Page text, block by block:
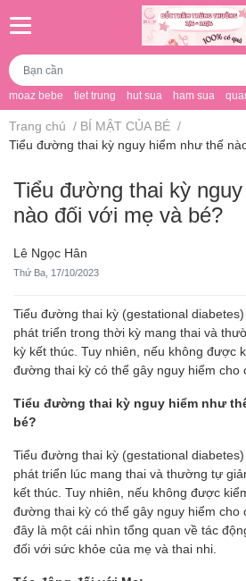
moaz bebe tiet trung hut sua ham sua
Trang chủ / BÍ MẬT CỦA BÉ /
Tiểu đường thai kỳ nguy hiểm như thế
Tiểu đường thai kỳ
nào đối với mẹ và bé?
Lê Ngọc Hân
Thứ Ba, 17/10/2023
Tiểu đường thai kỳ (gestational
phát triển trong thời kỳ mang thai và
kỳ kết thúc. Tuy nhiên, nếu không được
đường thai kỳ có thể gây nguy hiểm cho
Tiểu đường thai kỳ nguy hiểm như
bé?
Tiểu đường thai kỳ (gestational
phát triển lúc mang thai và thường tự
kết thúc. Tuy nhiên, nếu không được
đường thai kỳ có thể gây nguy hiểm cho
đây là một cái nhìn tổng quan về tác
đối với sức khỏe của mẹ và thai nhi.